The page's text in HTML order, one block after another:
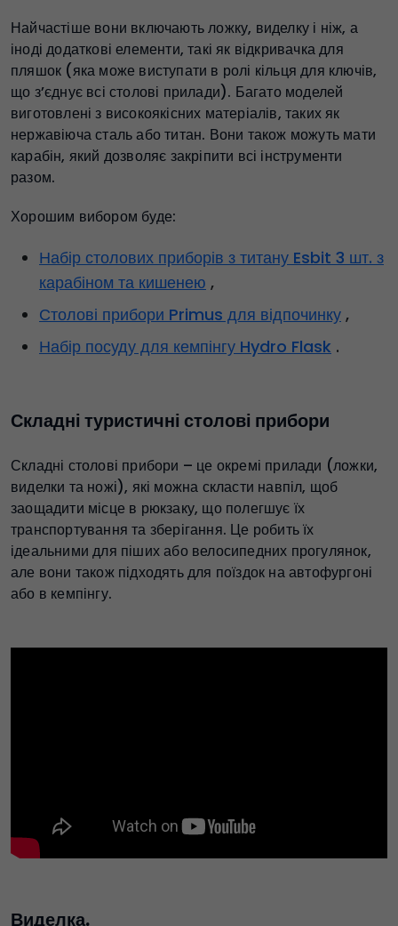
Найчастіше вони включають ложку, виделку і ніж, а
іноді додаткові елементи, такі як відкривачка для
пляшок (яка може виступати в ролі кільця для ключів,
що з’єднує всі столові прилади). Багато моделей
виготовлені з високоякісних матеріалів, таких як
нержавіюча сталь або титан. Вони також можуть мати
карабін, який дозволяє закріпити всі інструменти
разом.
Хорошим вибором буде:
Набір столових приборів з титану Esbit 3 шт. з
карабіном та кишенею ,
Столові прибори Primus для відпочинку ,
Набір посуду для кемпінгу Hydro Flask .
Складні туристичні столові прибори
Складні столові прибори – це окремі прилади (ложки,
виделки та ножі), які можна скласти навпіл, щоб
заощадити місце в рюкзаку, що полегшує їх
транспортування та зберігання. Це робить їх
ідеальними для піших або велосипедних прогулянок,
але вони також підходять для поїздок на автофургоні
або в кемпінгу.
Виделка.